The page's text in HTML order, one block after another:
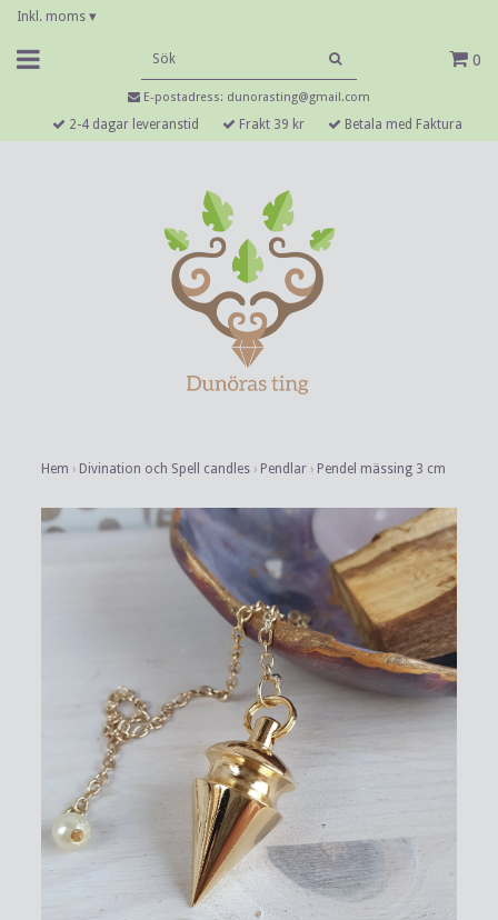
Inkl. moms ▾
0
E-postadress: dunorasting@gmail.com
2-4 dagar leveranstid Frakt 39 kr Betala med Faktura
Hem › Divination och Spell candles › Pendlar › Pendel mässing 3 cm